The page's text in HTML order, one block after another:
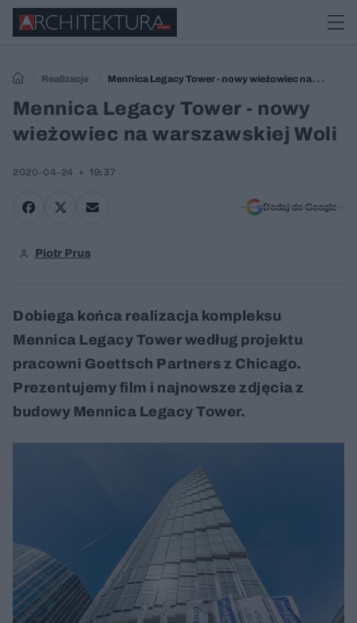
Realizacje
Mennica Legacy Tower - nowy wieżowiec na
warszawskiej Woli
Mennica Legacy Tower - nowy
wieżowiec na warszawskiej Woli
2020-04-24 19:37
Dodaj do Google
Piotr Prus
Dobiega końca realizacja kompleksu
Mennica Legacy Tower według projektu
pracowni Goettsch Partners z Chicago.
Prezentujemy film i najnowsze zdjęcia z
budowy Mennica Legacy Tower.